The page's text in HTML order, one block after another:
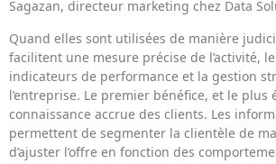
Sagazan, directeur marketing chez Data
Quand elles sont utilisées de manière
facilitent une mesure précise de l’activité,
indicateurs de performance et la gestion
l’entreprise. Le premier bénéfice, et le plus
connaissance accrue des clients. Les
permettent de segmenter la clientèle de
d’ajuster l’offre en fonction des